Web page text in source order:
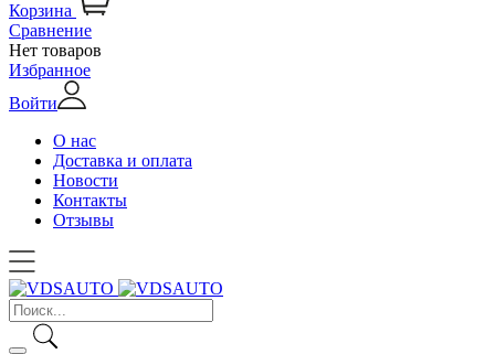
Корзина
Сравнение
Нет товаров
Избранное
Войти
О нас
Доставка и оплата
Новости
Контакты
Отзывы